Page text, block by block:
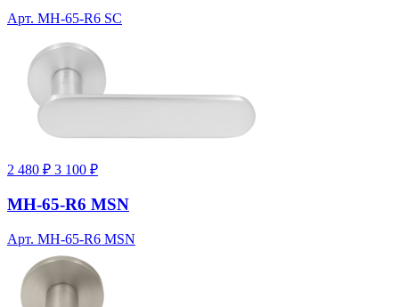
Арт. MH-65-R6 SC
2 480 ₽ 3 100 ₽
MH-65-R6 MSN
Арт. MH-65-R6 MSN